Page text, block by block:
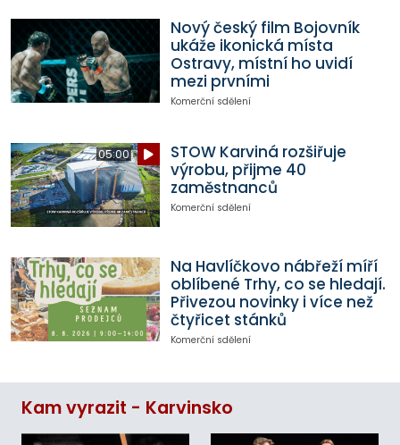
Nový český film Bojovník
ukáže ikonická místa
Ostravy, místní ho uvidí
mezi prvními
Komerční sdělení
05:00
STOW Karviná rozšiřuje
výrobu, přijme 40
zaměstnanců
Komerční sdělení
Na Havlíčkovo nábřeží míří
oblíbené Trhy, co se hledají.
Přivezou novinky i více než
čtyřicet stánků
Komerční sdělení
Kam vyrazit - Karvinsko